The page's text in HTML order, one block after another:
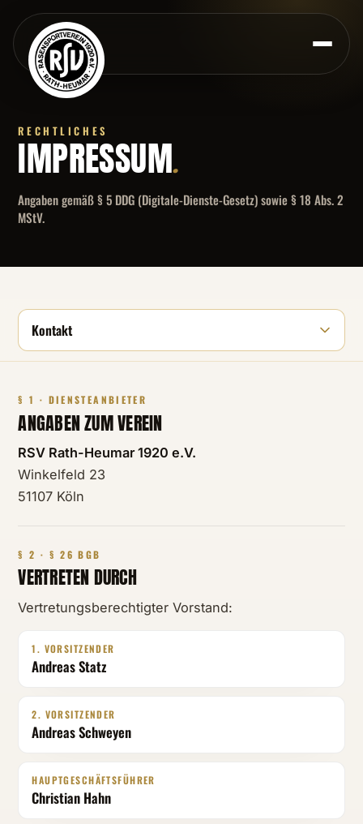
RECHTLICHES
IMPRESSUM.
Angaben gemäß § 5 DDG (Digitale-Dienste-Gesetz) sowie § 18 Abs. 2
MStV.
§ 1 · DIENSTEANBIETER
ANGABEN ZUM VEREIN
RSV Rath-Heumar 1920 e.V.
Winkelfeld 23
51107 Köln
§ 2 · § 26 BGB
VERTRETEN DURCH
Vertretungsberechtigter Vorstand:
1. VORSITZENDER
Andreas Statz
2. VORSITZENDER
Andreas Schweyen
HAUPTGESCHÄFTSFÜHRER
Christian Hahn